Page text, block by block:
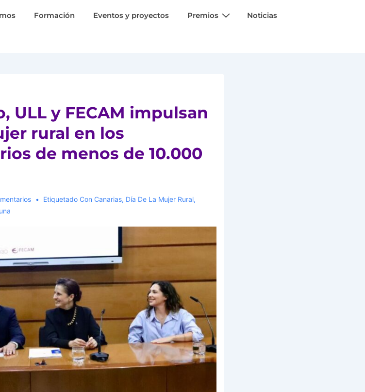
Formación Eventos y proyectos Premios Noticias
ULL y FECAM impulsan
rural en los
de menos de 10.000
Etiquetado Con Canarias, Día De La Mujer Rural,